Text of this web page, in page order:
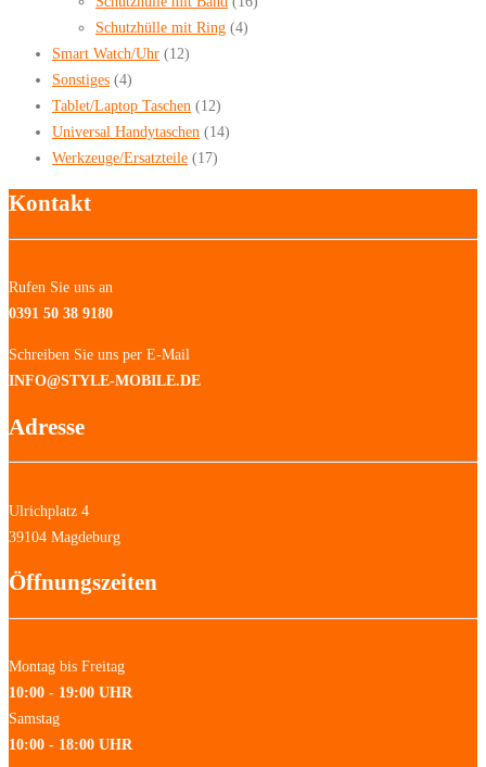
Schutzhülle mit Ring (4)
Smart Watch/Uhr (12)
Sonstiges (4)
Tablet/Laptop Taschen (12)
Universal Handytaschen (14)
Werkzeuge/Ersatzteile (17)
Kontakt
Rufen Sie uns an
0391 50 38 9180
Schreiben Sie uns per E-Mail
INFO@STYLE-MOBILE.DE
Adresse
Ulrichplatz 4
39104 Magdeburg
Öffnungszeiten
Montag bis Freitag
10:00 - 19:00 UHR
Samstag
10:00 - 18:00 UHR